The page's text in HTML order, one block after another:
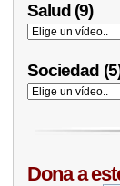
Salud (9)
Sociedad
Dona a